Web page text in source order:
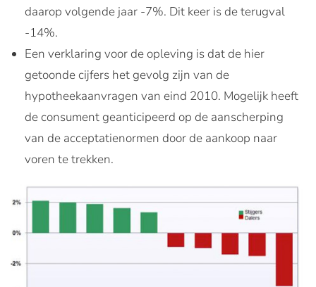
daarop volgende jaar -7%. Dit keer is de terugval
-14%.
Een verklaring voor de opleving is dat de hier
getoonde cijfers het gevolg zijn van de
hypotheekaanvragen van eind 2010. Mogelijk heeft
de consument geanticipeerd op de aanscherping
van de acceptatienormen door de aankoop naar
voren te trekken.